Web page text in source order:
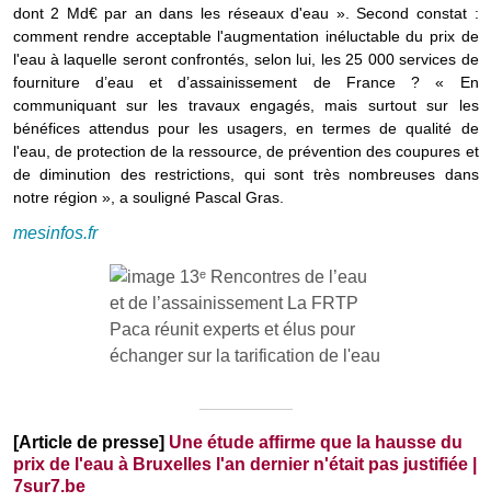
dont 2 Md€ par an dans les réseaux d'eau ». Second constat :
comment rendre acceptable l'augmentation inéluctable du prix de
l'eau à laquelle seront confrontés, selon lui, les 25 000 services de
fourniture d’eau et d’assainissement de France ? « En
communiquant sur les travaux engagés, mais surtout sur les
bénéfices attendus pour les usagers, en termes de qualité de
l'eau, de protection de la ressource, de prévention des coupures et
de diminution des restrictions, qui sont très nombreuses dans
notre région », a souligné Pascal Gras.
mesinfos.fr
[Article de presse] Une étude affirme que la hausse du
prix de l'eau à Bruxelles l'an dernier n'était pas justifiée |
7sur7.be